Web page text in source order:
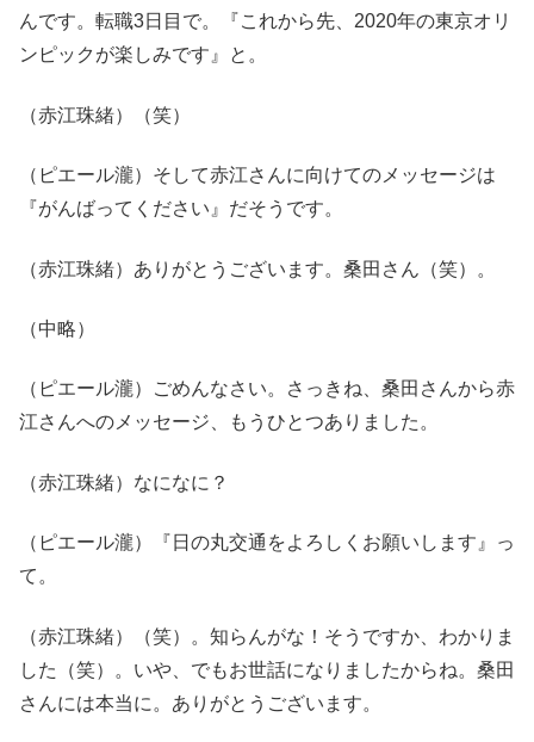
んです。転職3日目で。『これから先、2020年の東京オリ
ンピックが楽しみです』と。
（赤江珠緒）（笑）
（ピエール瀧）そして赤江さんに向けてのメッセージは
『がんばってください』だそうです。
（赤江珠緒）ありがとうございます。桑田さん（笑）。
（中略）
（ピエール瀧）ごめんなさい。さっきね、桑田さんから赤
江さんへのメッセージ、もうひとつありました。
（赤江珠緒）なになに？
（ピエール瀧）『日の丸交通をよろしくお願いします』っ
て。
（赤江珠緒）（笑）。知らんがな！そうですか、わかりま
した（笑）。いや、でもお世話になりましたからね。桑田
さんには本当に。ありがとうございます。